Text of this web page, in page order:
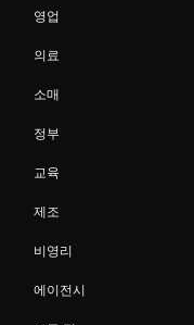
영업
의료
소매
정부
교육
제조
비영리
에이전시